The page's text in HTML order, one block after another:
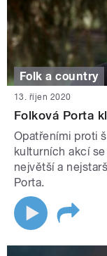
Folk a country
13. říjen 2020
Folková Porta
Opatřeními proti
kulturních akcí
největší a
Porta.